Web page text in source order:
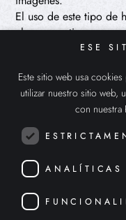
El uso de este tipo de
el escaparatismo, ya
efecto de
en el diseño 3D del
los productos que se
venta, destacando
De esta forma,
reluzca de forma
forma disruptiva de
ESE
Este sitio web usa
utilizar nuestro sitio web,
con nuestra
ANALÍTICAS